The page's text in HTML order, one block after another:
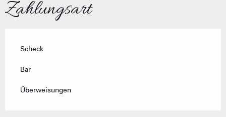
Zahlungsart
Scheck
Bar
Überweisungen